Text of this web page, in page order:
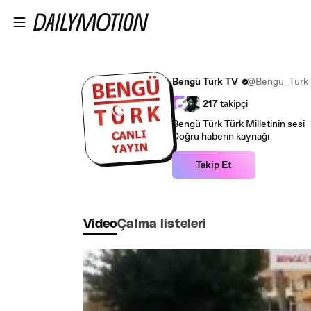
Bengü Türk TV
@Bengu_Turk
217takipçi
Bengü Türk Türk Milletinin sesi
Doğru haberin kaynağı
Takip Et
VideoÇalma listeleri